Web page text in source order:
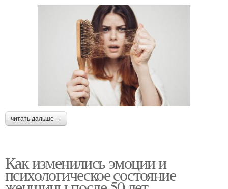
читать дальше →
Как изменились эмоции и
психологическое состояние